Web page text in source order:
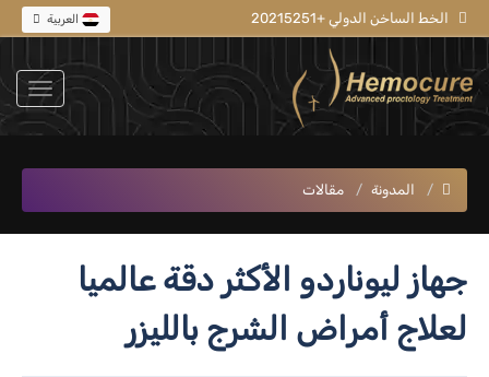
الخط الساخن الدولي +20215251
المدونة مقالات
جهاز ليوناردو الأكثر دقة عالميا
لعلاج أمراض الشرج بالليزر